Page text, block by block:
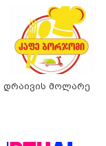
დრაივის მოლარე